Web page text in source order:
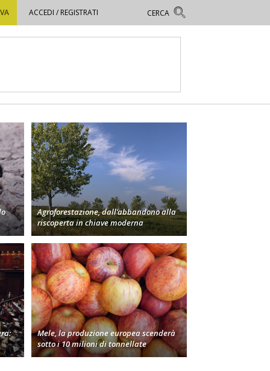
ACCEDI / REGISTRATI
Agroforestazione, dall’abbandono alla
riscoperta in chiave moderna
Mele, la produzione europea scenderà
sotto i 10 milioni di tonnellate